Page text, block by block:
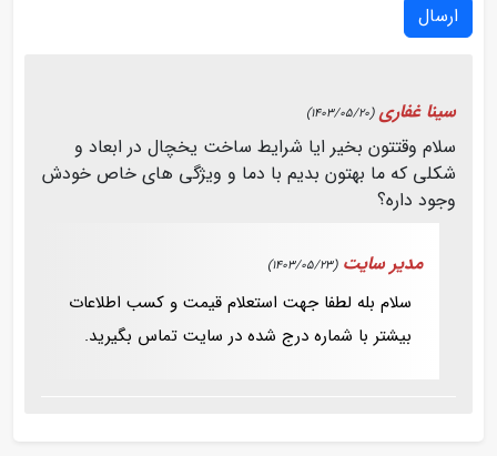
ارسال
سینا غفاری (1403/05/20)
سلام وقتتون بخیر ایا شرایط ساخت یخچال در ابعاد و
شکلی که ما بهتون بدیم با دما و ویژگی های خاص خودش
وجود داره؟
مدیر سایت (1403/05/23)
سلام بله لطفا جهت استعلام قیمت و کسب اطلاعات
بیشتر با شماره درج شده در سایت تماس بگیرید.